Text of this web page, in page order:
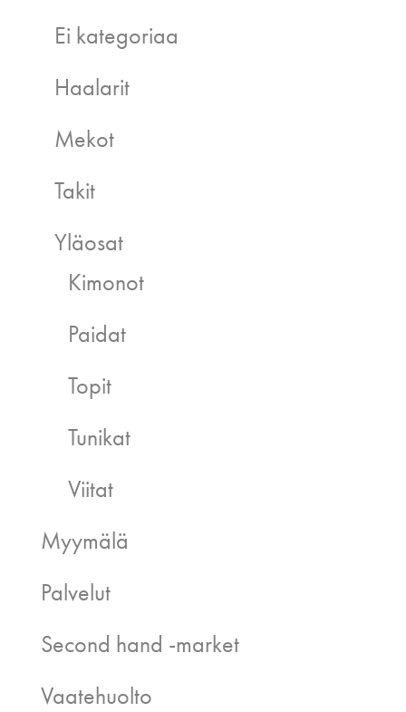
Ei kategoriaa
Haalarit
Mekot
Takit
Yläosat
Kimonot
Paidat
Topit
Tunikat
Viitat
Myymälä
Palvelut
Second hand -market
Vaatehuolto